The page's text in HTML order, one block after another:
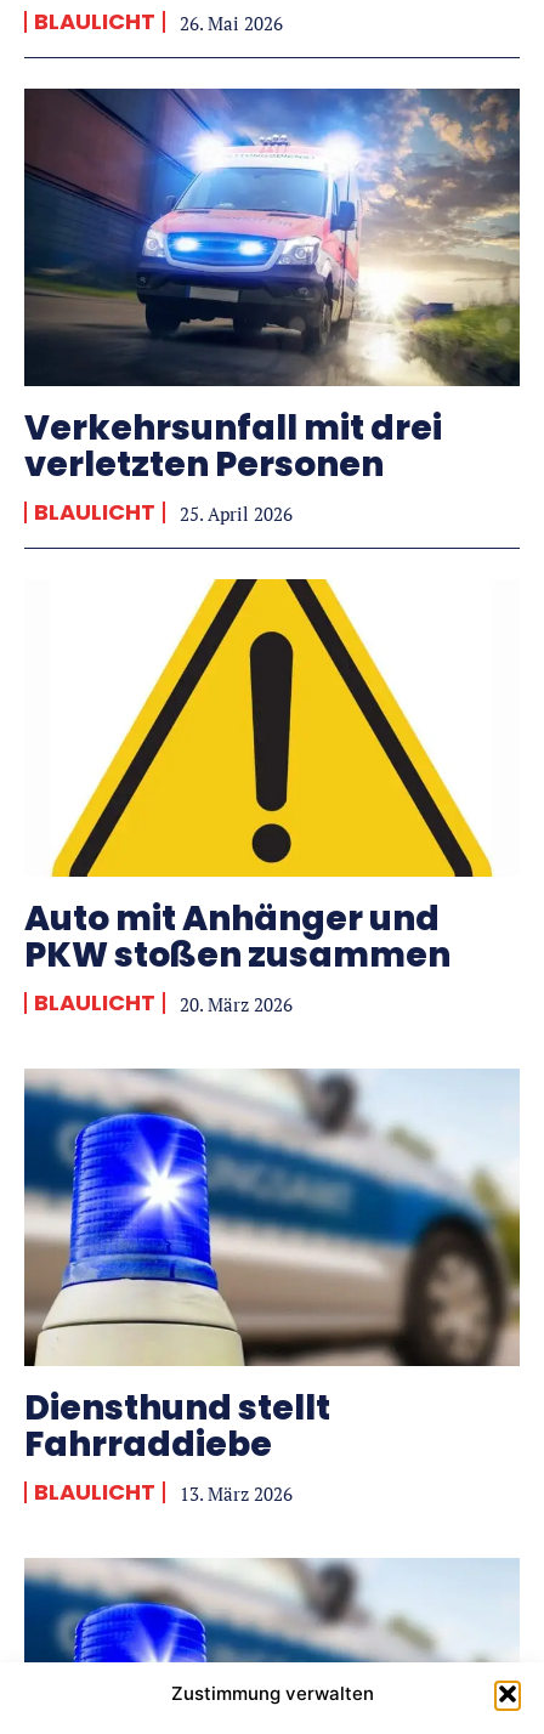
Zustimmung verwalten
BLAULICHT 26. Mai 2026
Verkehrsunfall mit drei
verletzten Personen
BLAULICHT 25. April 2026
Auto mit Anhänger und
PKW stoßen zusammen
BLAULICHT 20. März 2026
Diensthund stellt
Fahrraddiebe
BLAULICHT 13. März 2026